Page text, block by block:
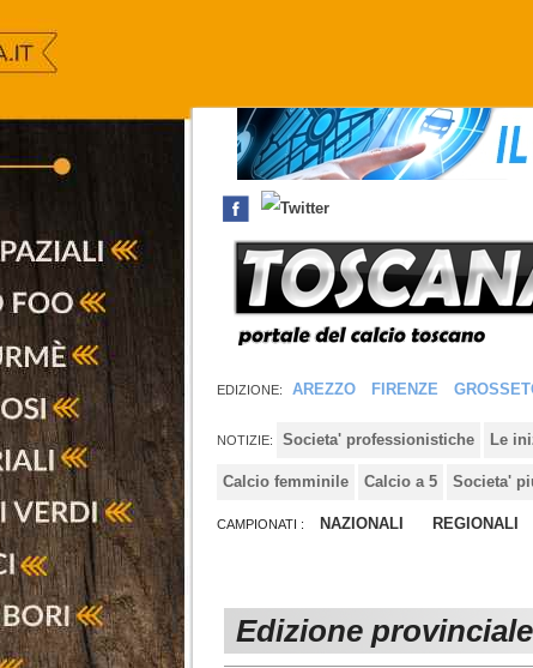
EDIZIONE: AREZZO FIRENZE
NOTIZIE: Societa' professionistiche Le
Calcio femminile Calcio a 5 Societa'
CAMPIONATI : NAZIONALI REGIONALI
Edizione